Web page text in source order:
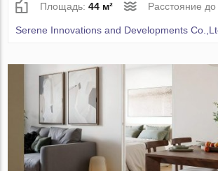
Площадь:44 м² Расстояние
Serene Innovations and Developments